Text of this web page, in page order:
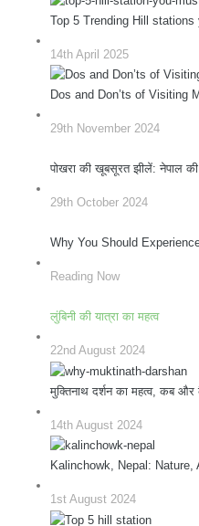
Top 5 Trending Hill
14th April 2025
Dos and Don’ts of Visiting
29th November 2024
पोखरा की खूबसूरत झीलें: नेपाल
29th October 2024
Why You Should
Reading Now
लुंबिनी की यात्रा का महत्व
22nd August 2024
मुक्तिनाथ दर्शन का महत्व, कब
14th August 2024
Kalinchowk, Nepal:
1st August 2024